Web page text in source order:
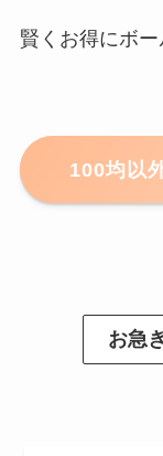
賢くお得にボ
100均以
お急